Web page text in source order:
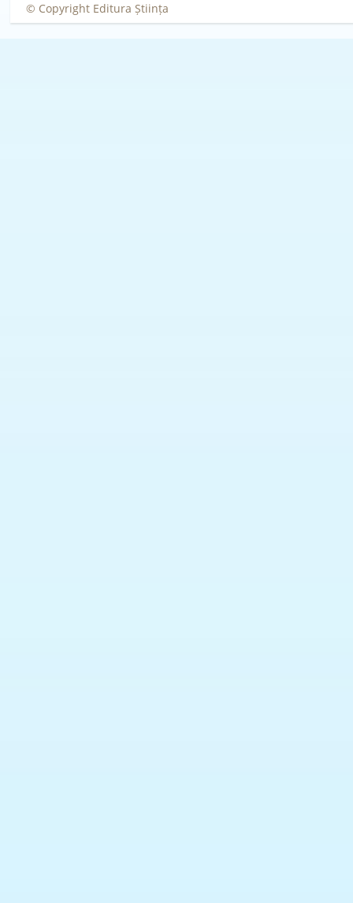
© Copyright Editura Știința